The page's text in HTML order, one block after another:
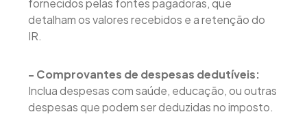
fornecidos pelas fontes pagadoras, que
detalham os valores recebidos e a retenção do
IR.
- Comprovantes de despesas dedutíveis:
Inclua despesas com saúde, educação, ou outras
despesas que podem ser deduzidas no imposto.